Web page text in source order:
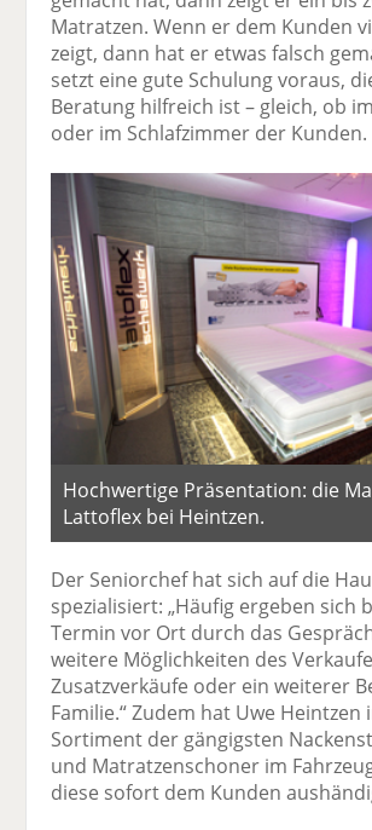
Matratzen. Wenn er dem Kunden
zeigt, dann hat er etwas falsch
setzt eine gute Schulung voraus,
Beratung hilfreich ist – gleich, ob
oder im Schlafzimmer der Kunden.
Hochwertige Präsentation: die
Lattoflex bei Heintzen.
Der Seniorchef hat sich auf die
spezialisiert: „Häufig ergeben sich
Termin vor Ort durch das
weitere Möglichkeiten des
Zusatzverkäufe oder ein weiterer
Familie.“ Zudem hat Uwe Heintzen
Sortiment der gängigsten
und Matratzenschoner im
diese sofort dem Kunden